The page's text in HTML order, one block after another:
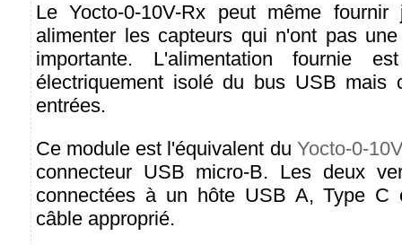
Le Yocto-0-10V-Rx peut même fournir
alimenter les capteurs qui n'ont pas
importante. L'alimentation fournie
électriquement isolé du bus USB mais
entrées.
Ce module est l'équivalent du Yocto-0-
connecteur USB micro-B. Les deux
connectées à un hôte USB A, Type C
câble approprié.